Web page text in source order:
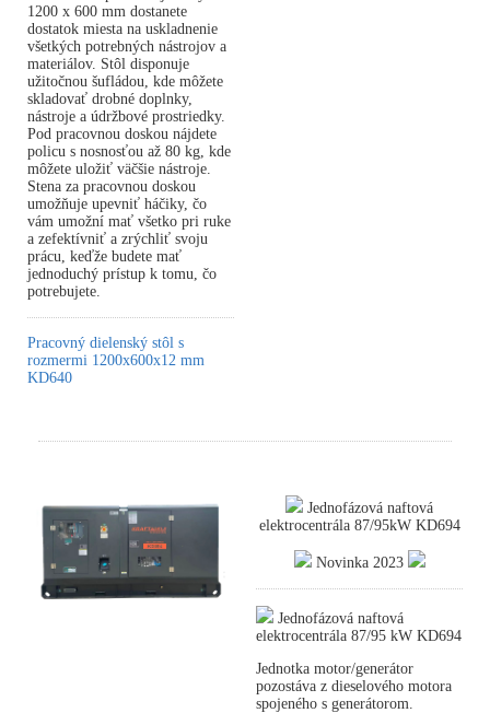
1200 x 600 mm dostanete
dostatok miesta na uskladnenie
všetkých potrebných nástrojov a
materiálov. Stôl disponuje
užitočnou šufládou, kde môžete
skladovať drobné doplnky,
nástroje a údržbové prostriedky.
Pod pracovnou doskou nájdete
policu s nosnosťou až 80 kg, kde
môžete uložiť väčšie nástroje.
Stena za pracovnou doskou
umožňuje upevniť háčiky, čo
vám umožní mať všetko pri ruke
a zefektívniť a zrýchliť svoju
prácu, keďže budete mať
jednoduchý prístup k tomu, čo
potrebujete.
Pracovný dielenský stôl s
rozmermi 1200x600x12 mm
KD640
Jednofázová naftová
elektrocentrála 87/95kW KD694
Novinka 2023
Jednofázová naftová
elektrocentrála 87/95 kW KD694
Jednotka motor/generátor
pozostáva z dieselového motora
spojeného s generátorom.